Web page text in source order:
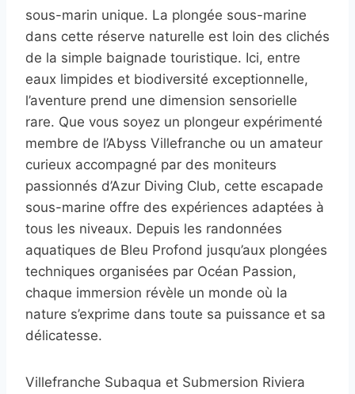
sous-marin unique. La plongée sous-marine
dans cette réserve naturelle est loin des clichés
de la simple baignade touristique. Ici, entre
eaux limpides et biodiversité exceptionnelle,
l’aventure prend une dimension sensorielle
rare. Que vous soyez un plongeur expérimenté
membre de l’Abyss Villefranche ou un amateur
curieux accompagné par des moniteurs
passionnés d’Azur Diving Club, cette escapade
sous-marine offre des expériences adaptées à
tous les niveaux. Depuis les randonnées
aquatiques de Bleu Profond jusqu’aux plongées
techniques organisées par Océan Passion,
chaque immersion révèle un monde où la
nature s’exprime dans toute sa puissance et sa
délicatesse.
Villefranche Subaqua et Submersion Riviera